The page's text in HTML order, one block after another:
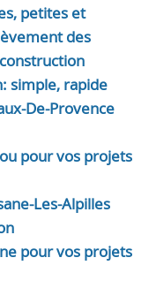
petites et
des
simple, rapide
De-Provence
pour vos projets
Les-Alpilles
pour vos projets